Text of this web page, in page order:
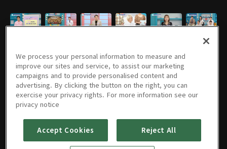
4646회
4645회
07/09/2026 • 46분
4618회 4644회 4643회 4642회 4641회
We process your personal information to measure and
improve our sites and service, to assist our marketing
campaigns and to provide personalised content and
advertising. By clicking the button on the right, you can
exercise your privacy rights. For more information see our
privacy notice
Accept Cookies Reject All